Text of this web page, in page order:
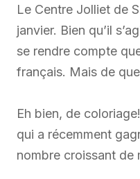
Le Centre Jolliet de
janvier. Bien qu’il
se rendre compte
français. Mais de
Eh bien, de
qui a récemment
nombre croissant de